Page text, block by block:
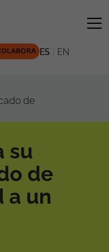
ES EN
de
su
de
a un